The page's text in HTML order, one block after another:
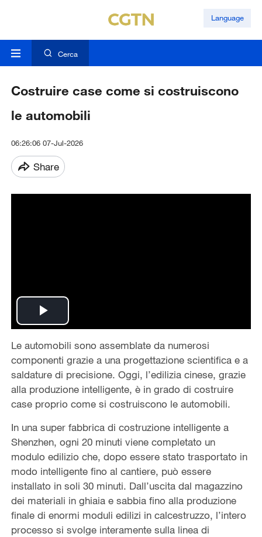
Language
Cerca
Costruire case come si costruiscono
le automobili
06:26:06 07-Jul-2026
Share
Play
Video
Le automobili sono assemblate da numerosi
componenti grazie a una progettazione scientifica e a
saldature di precisione. Oggi, l’edilizia cinese, grazie
alla produzione intelligente, è in grado di costruire
case proprio come si costruiscono le automobili.
In una super fabbrica di costruzione intelligente a
Shenzhen, ogni 20 minuti viene completato un
modulo edilizio che, dopo essere stato trasportato in
modo intelligente fino al cantiere, può essere
installato in soli 30 minuti. Dall’uscita dal magazzino
dei materiali in ghiaia e sabbia fino alla produzione
finale di enormi moduli edilizi in calcestruzzo, l’intero
processo si svolge interamente sulla linea di